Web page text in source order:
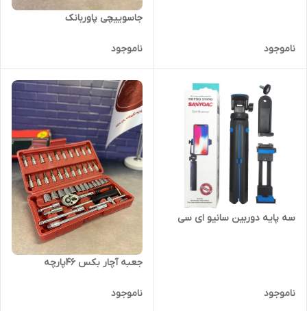
ناموجود
جاسوییچی پاوربانک
ناموجود
سه پایه دوربین سانیو ای سی
ناموجود
جعبه آچار بکس ۴۶پارچه
ناموجود